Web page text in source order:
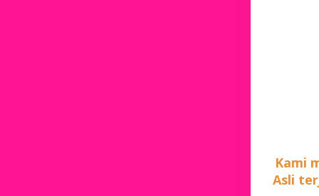
Kami
Asli